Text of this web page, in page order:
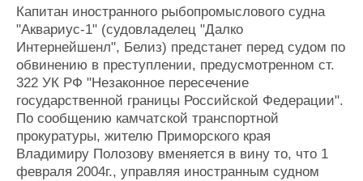
Пульс
Новости
Компании
Репутация
Работа
Крюинг
Журнал
Реклама
Доска объявлений
Продажа флота
Оборудование
Изделия
Материалы
Услуги
Капитан иностранного рыбопромыслового судна
"Аквариус-1" (судовладелец "Далко
Интернейшенл", Белиз) предстанет перед судом по
обвинению в преступлении, предусмотренном ст.
322 УК РФ "Незаконное пересечение
государственной границы Российской Федерации".
По сообщению камчатской транспортной
прокуратуры, жителю Приморского края
Владимиру Полозову вменяется в вину то, что 1
февраля 2004г., управляя иностранным судном